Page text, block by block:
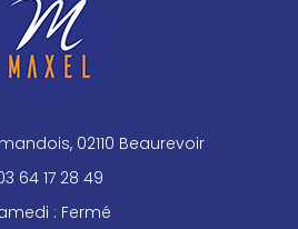
02110 Beaurevoir
64 17 28 49
: Fermé